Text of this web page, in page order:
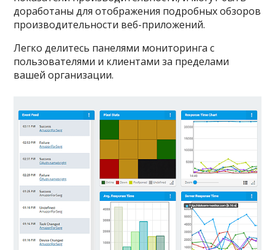
доработаны для отображения подробных обзоров
производительности веб-приложений.
Легко делитесь панелями мониторинга с
пользователями и клиентами за пределами
вашей организации.